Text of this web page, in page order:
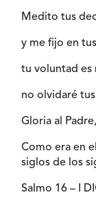
Medito tus
y me fijo en
tu voluntad es
no olvidaré
Gloria al
Como era en
siglos de los
Salmo 16 – I